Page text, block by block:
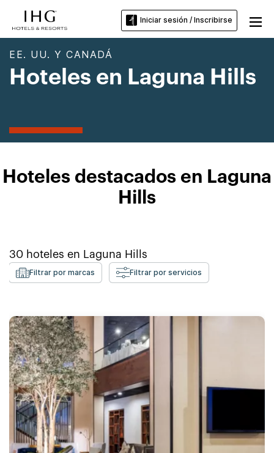
Iniciar sesión / Inscribirse
EE. UU. Y CANADÁ
Hoteles en Laguna Hills
Hoteles destacados en Laguna
Hills
30 hoteles en Laguna Hills
Filtrar por marcas Filtrar por servicios